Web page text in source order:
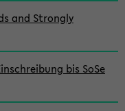
and Strongly
bis SoSe